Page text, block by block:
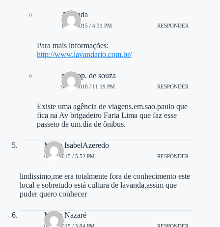
Amanda
10/11/2015 / 4:31 PM RESPONDER
Para mais informações:
http://www.lavandario.com.br/
sueli ap. de souza
02/06/2018 / 11:19 PM RESPONDER
Existe uma agência de viagens.em.sao.paulo que
fica na Av brigadeiro Faria Lima que faz esse
passeio de um.dia de ônibus.
Maria IsabelAzeredo
06/11/2015 / 5:52 PM RESPONDER
lindissimo,me era totalmente fora de conhecimento este
local e sobretudo está cultura de lavanda,assim que
puder quero conhecer
Maria Nazaré